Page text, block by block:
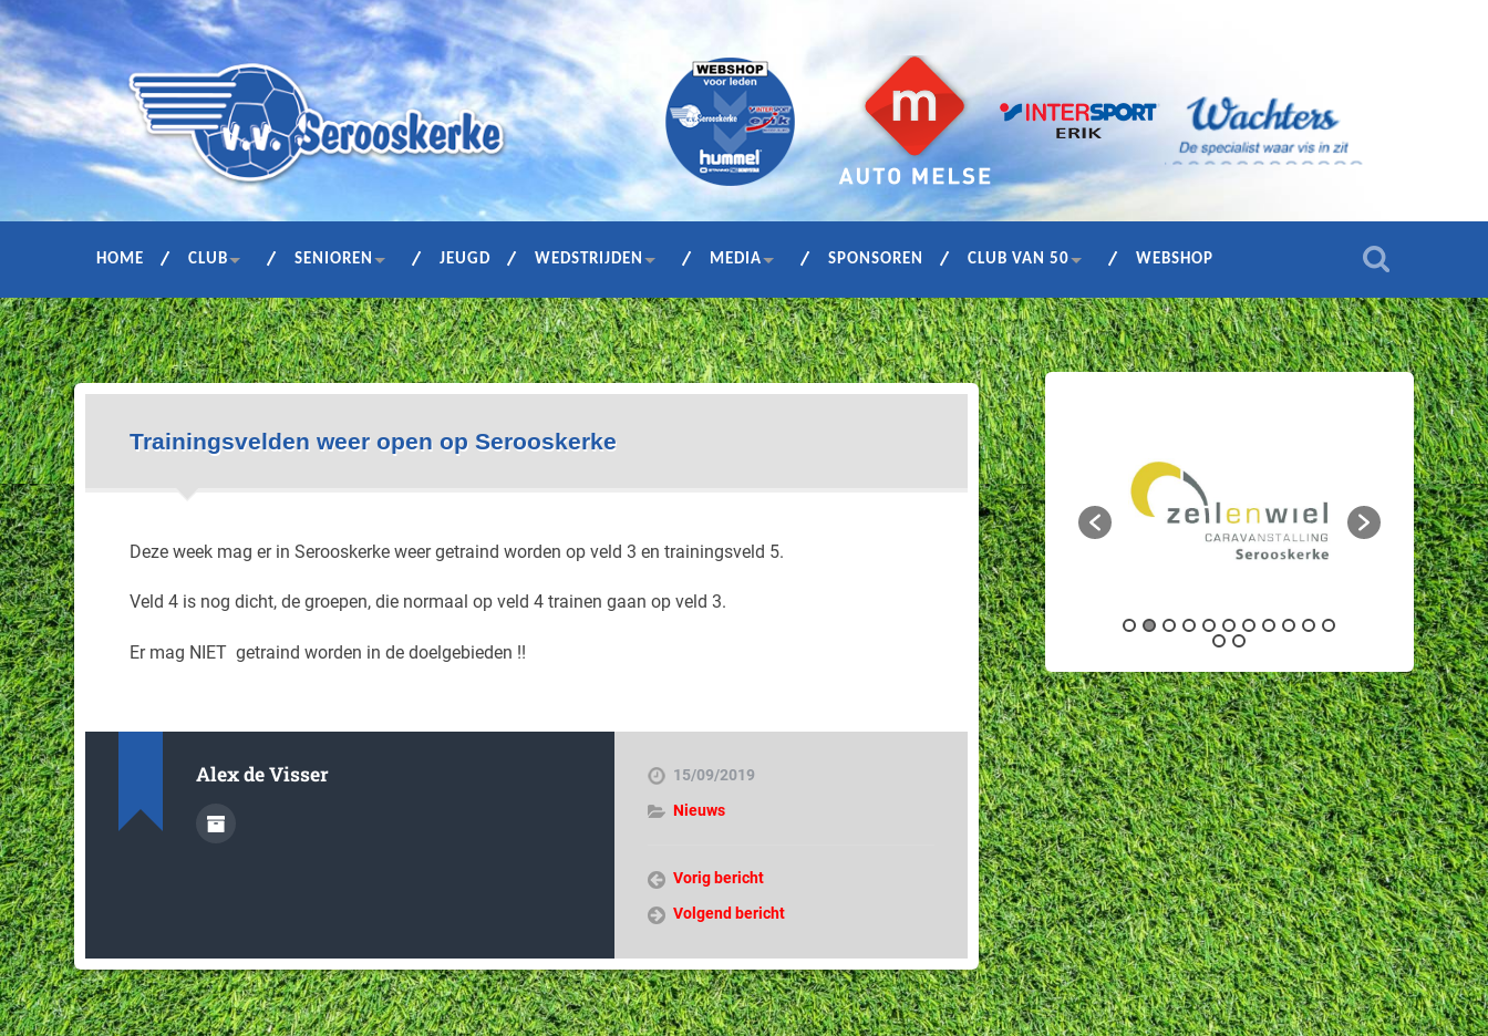
HOME CLUB SENIOREN JEUGD WEDSTRIJDEN MEDIA SPONSOREN CLUB VAN 50 WEBSHOP
Trainingsvelden weer open op Serooskerke
Deze week mag er in Serooskerke weer getraind worden op veld 3 en trainingsveld 5.
Veld 4 is nog dicht, de groepen, die normaal op veld 4 trainen gaan op veld 3.
Er mag NIET getraind worden in de doelgebieden !!
Alex de Visser
15/09/2019
Nieuws
Vorig bericht
Volgend bericht